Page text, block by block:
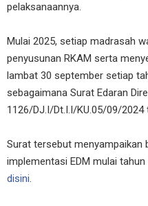
pelaksanaannya.
Mulai 2025, setiap madrasah
penyusunan RKAM serta
lambat 30 september setiap
sebagaimana Surat Edaran
1126/DJ.I/Dt.I.I/KU.05/09/
Surat tersebut menyampaikan
implementasi EDM mulai
disini.